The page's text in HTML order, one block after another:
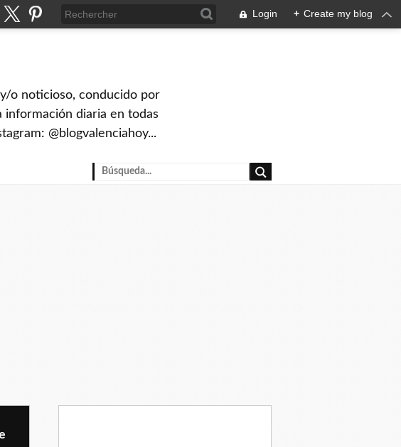
Login + Create my blog
o noticioso, conducido por
información diaria en todas
@blogvalenciahoy...